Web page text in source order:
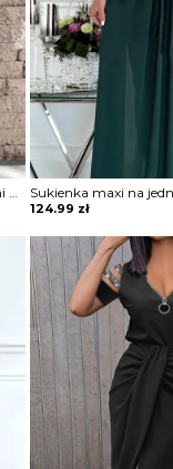
Sukienka wiązana w pasie z krótkimi koronkowymi rękawami
124.99 zł